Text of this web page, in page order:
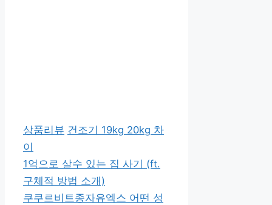
카
테
고
리
상품리뷰 태
건조기 19kg 20kg 차
이
1억으로 살수 있는 집 사기 (ft.
구체적 방법 소개)
쿠쿠르비트종자유엑스 어떤 성